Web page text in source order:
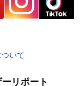
いて
リポート